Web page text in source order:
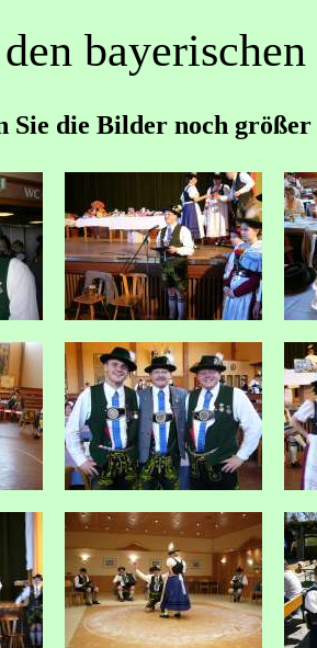
Sie die Bilder noch